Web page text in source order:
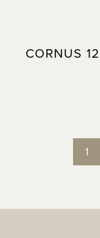
CORNUS 12
1